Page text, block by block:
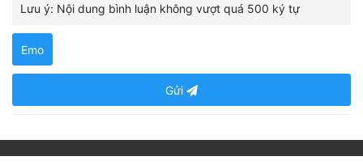
Lưu ý: Nội dung bình luận không vượt quá 500 ký tự
Emo
Gửi